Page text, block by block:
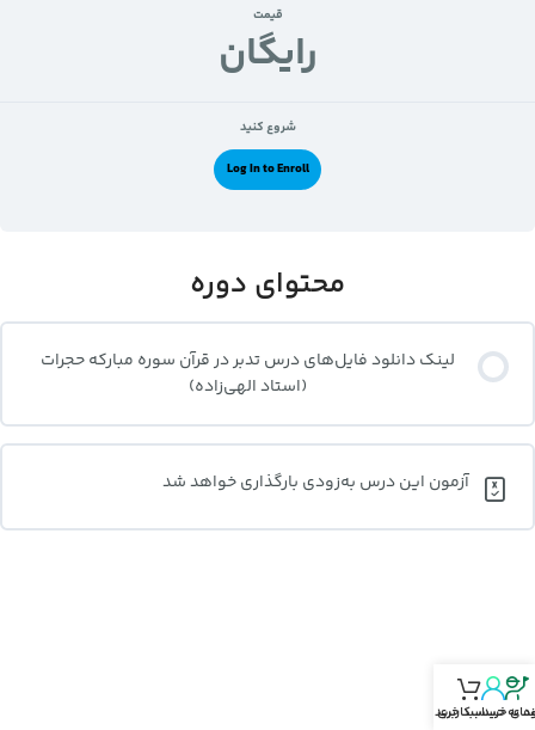
قیمت
رايگان
شروع کنید
Log In to Enroll
محتوای دوره
لینک دانلود فایل‌های درس تدبر در قرآن سوره مبارکه حجرات
(استاد الهی‌زاده)
آزمون این درس به‌زودی بارگذاری خواهد شد
خرید
به حساب‌کاربری
سبد خرید